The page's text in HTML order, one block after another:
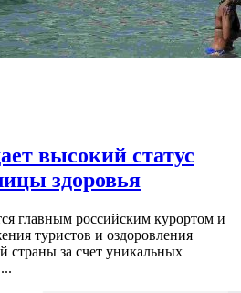
высокий статус
здоровья
главным российским курортом и
туристов и оздоровления
страны за счет уникальных